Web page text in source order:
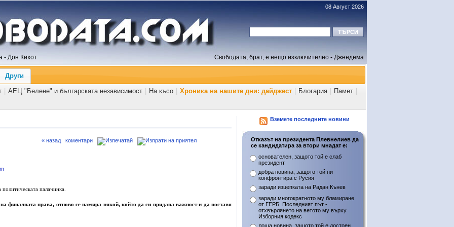
08 Август 2026
- Дон Кихот Свободата, брат, е нещо изключително - Джендема
Други
АЕЦ "Белене" и българската независимост На късо Хроника на нашите дни: дайджест Блогария Памет
« назад коментари
палачинка.
на финалната права, отново се намира някой, който да си придава важност и да поставя
Вземете последните новини
Отказът на президента Плевнелиев да
се кандидатира за втори мнадат е:
основателен, защото той е слаб
президент
добра новина, защото той ни
конфронтира с Русия
заради изцепката на Радан Кънев
заради многократното му бламиране
от ГЕРБ. Последният път -
отхвърлянето на ветото му върху
Изборния кодекс
лоша новина, защото той е достоен